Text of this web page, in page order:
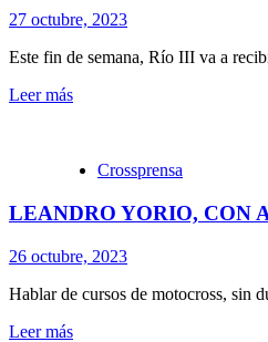
27 octubre, 2023
Este fin de semana, Río III va a
Leer más
Crossprensa
LEANDRO YORIO, CON
26 octubre, 2023
Hablar de cursos de motocross, sin
Leer más